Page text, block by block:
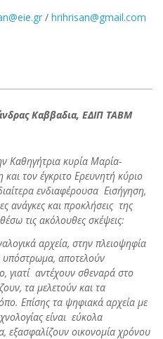
/ hrihrisan@gmail.com
Καββαδια, ΕΔΙΠ ΤΑΒΜ
Καθηγήτρια κυρία Μαρία-
τον έγκριτο Ερευνητή κύριο
ενδιαφέρουσα Εισήγηση,
ανάγκες και προκλήσεις της
τις ακόλουθες σκέψεις:
αρχεία, στην πλειοψηφία
υπόστρωμα, αποτελούν
γιατί αντέχουν σθεναρά στο
τα μελετούν και τα
Επίσης τα ψηφιακά αρχεία με
είναι εύκολα
εξασφαλίζουν οικονομία χρόνου